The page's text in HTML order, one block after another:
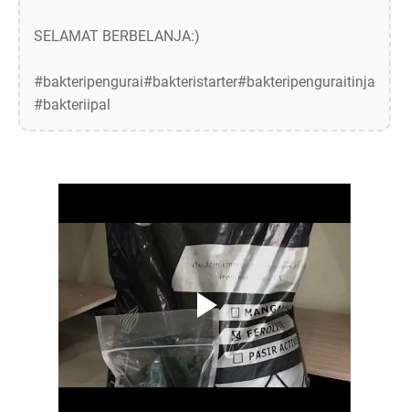
SELAMAT BERBELANJA:)
#bakteripengurai#bakteristarter#bakteripenguraitinja
#bakteriipal